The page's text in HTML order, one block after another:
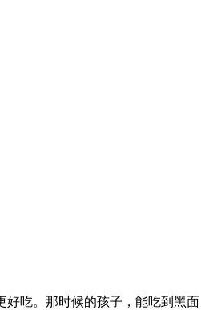
吃。那时候的孩子，能吃到黑